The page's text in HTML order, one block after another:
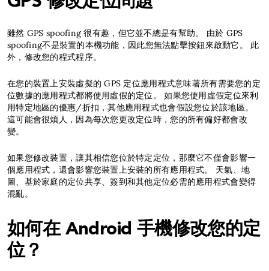
雖然 GPS spoofing 很有趣，但它並不總是有幫助。 由於 GPS
spoofing不是裝置的本機功能，因此您無法點擊按鈕來啟動它。 此
外，修改您的程式程序。
在您的裝置上安裝虛擬的 GPS 定位應用程式意味著所有需要您的定
位數據的應用程式都將使用虛假的定位。 如果您使用虛假定位來利
用特定地區的優惠/折扣，其他應用程式也會假設您位於該地區。
這可能會很煩人，因為每次您更改定位時，您的所有偏好都會改
變。
如果您修改裝置，讓其相信您位於特定定位，那麼它不僅會影響一
個應用程式，還會影響您裝置上安裝的所有應用程式。 天氣、地
圖、基於家庭的定位共享、簽到和其他定位必需的應用程式會變得
混亂。
如何在 Android 手機修改您的定
位？